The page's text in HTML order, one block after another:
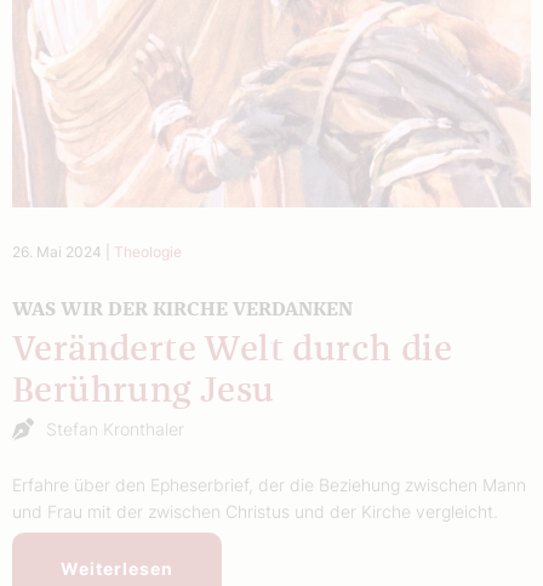
26. Mai 2024 Theologie
WAS WIR DER KIRCHE VERDANKEN
Veränderte Welt durch die
Berührung Jesu
Stefan Kronthaler
Erfahre über den Epheserbrief, der die Beziehung zwischen Mann
und Frau mit der zwischen Christus und der Kirche vergleicht.
Weiterlesen